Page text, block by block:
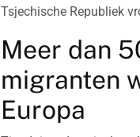
Tsjechische Republiek
Meer dan
migranten
Europa